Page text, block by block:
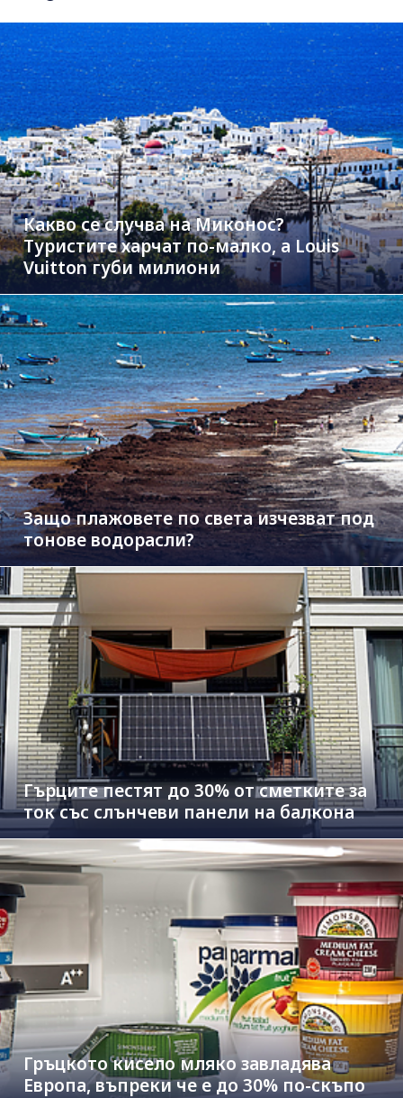
Какво се случва на Миконос?
Туристите харчат по-малко, а Louis
Vuitton губи милиони
Защо плажовете по света изчезват под
тонове водорасли?
Гърците пестят до 30% от сметките за
ток със слънчеви панели на балкона
Гръцкото кисело мляко завладява
Европа, въпреки че е до 30% по-скъпо